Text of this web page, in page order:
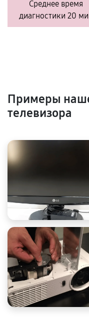
Среднее время
диагностики 20
Примеры
телевизора